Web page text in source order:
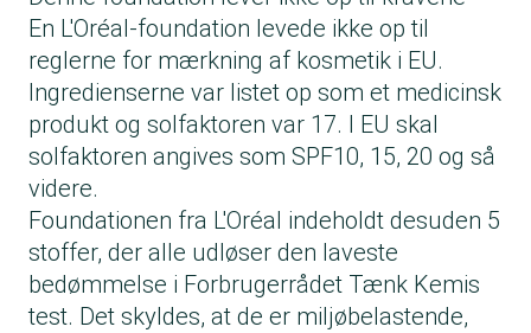
En L'Oréal-foundation levede ikke op til
reglerne for mærkning af kosmetik i EU.
Ingredienserne var listet op som et medicinsk
produkt og solfaktoren var 17. I EU skal
solfaktoren angives som SPF10, 15, 20 og så
videre.
Foundationen fra L'Oréal indeholdt desuden 5
stoffer, der alle udløser den laveste
bedømmelse i Forbrugerrådet Tænk Kemis
test. Det skyldes, at de er miljøbelastende,